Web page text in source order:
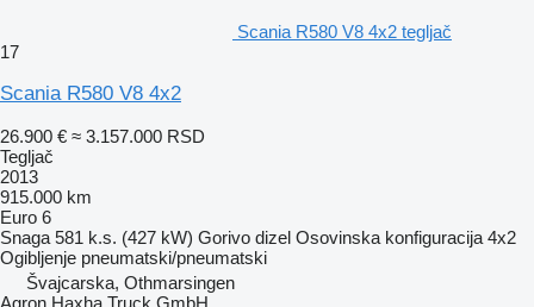
Scania R580 V8 4x2 tegljač
17
Scania R580 V8 4x2
26.900 € ≈ 3.157.000 RSD
Tegljač
2013
915.000 km
Euro 6
Snaga 581 k.s. (427 kW) Gorivo dizel Osovinska konfiguracija 4x2
Ogibljenje pneumatski/pneumatski
Švајcarska, Othmarsingen
Agron Haxha Truck GmbH